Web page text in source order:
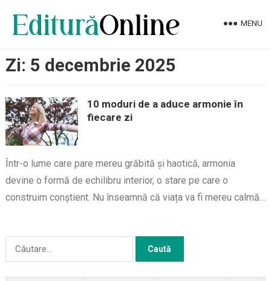
MENU
Zi: 5 decembrie 2025
10 moduri de a aduce armonie în
fiecare zi
Într-o lume care pare mereu grăbită și haotică, armonia
devine o formă de echilibru interior, o stare pe care o
construim conștient. Nu înseamnă că viața va fi mereu calmă…
Caută